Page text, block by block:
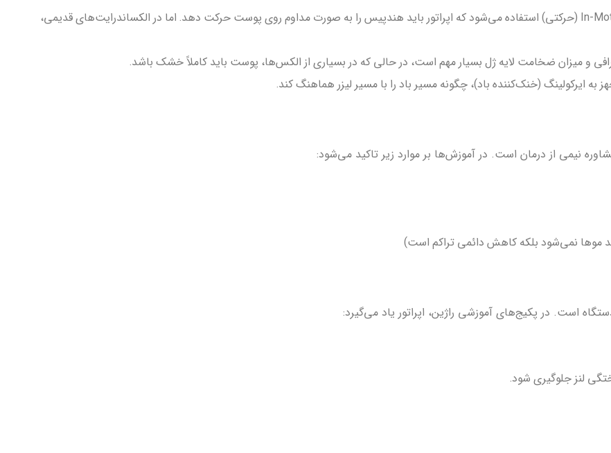
در دستگاه‌های دایود نسل جدید، از تکنیک In-Motion (حرکتی) استفاده می‌شود که اپراتور باید هندپیس را به صورت مداوم روی پوست حرکت دهد. اما در الکساندرایت‌های قدیمی،
و میزان ضخامت لایه ژل بسیار مهم است، در حالی که در بسیاری از الکس‌ها، پوست باید کاملاً خشک باشد.
به ایرکولینگ (خنک‌کننده باد)، چگونه مسیر باد را با مسیر لیزر هماهنگ کند.
نیمی از درمان است. در آموزش‌ها بر موارد زیر تاکید می‌شود:
است. در پکیج‌های آموزشی راژین، اپراتور یاد می‌گیرد: